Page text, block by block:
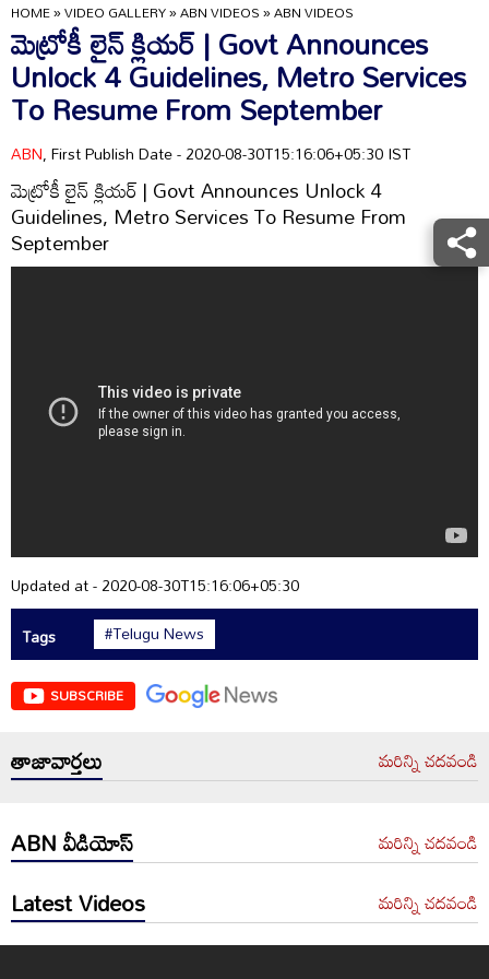
HOME»VIDEO GALLERY»ABN VIDEOS»ABN VIDEOS
మెట్రోకీ లైన్ క్లియర్ | Govt Announces
Unlock 4 Guidelines, Metro Services
To Resume From September
ABN, First Publish Date - 2020-08-30T15:16:06+05:30 IST
మెట్రోకీ లైన్ క్లియర్ | Govt Announces Unlock 4
Guidelines, Metro Services To Resume From
September
Updated at - 2020-08-30T15:16:06+05:30
Tags
#Telugu News
SUBSCRIBE
తాజావార్తలు మరిన్ని చదవండి
ABN వీడియోస్ మరిన్ని చదవండి
Latest Videos మరిన్ని చదవండి